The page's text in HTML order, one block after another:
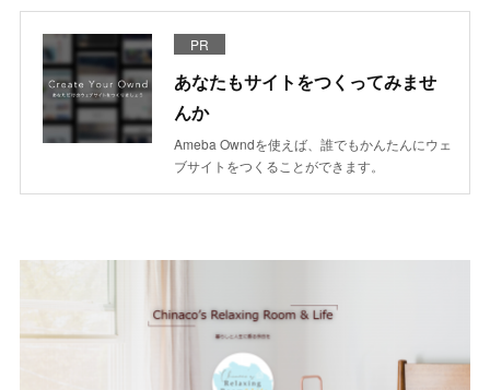
PR
あなたもサイトをつくってみませ
んか
Ameba Owndを使えば、誰でもかんたんにウェ
ブサイトをつくることができます。